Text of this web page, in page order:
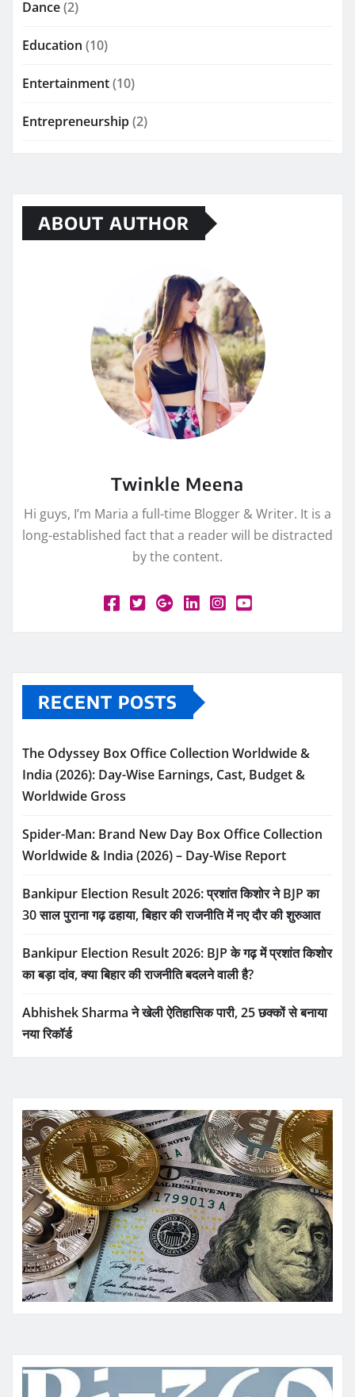
Dance(2)
Education (10)
Entertainment(10)
Entrepreneurship(2)
ABOUT AUTHOR
Twinkle Meena
Hi guys, I’m Maria a full-time Blogger & Writer. It is a
long-established fact that a reader will be distracted
by the content.
RECENT POSTS
The Odyssey Box Office Collection Worldwide &
India (2026): Day-Wise Earnings, Cast, Budget &
Worldwide Gross
Spider-Man: Brand New Day Box Office Collection
Worldwide & India (2026) – Day-Wise Report
Bankipur Election Result 2026: प्रशांत किशोर ने BJP का
30 साल पुराना गढ़ ढहाया, बिहार की राजनीति में नए दौर की शुरुआत
Bankipur Election Result 2026: BJP के गढ़ में प्रशांत किशोर
का बड़ा दांव, क्या बिहार की राजनीति बदलने वाली है?
Abhishek Sharma ने खेली ऐतिहासिक पारी, 25 छक्कों से बनाया
नया रिकॉर्ड